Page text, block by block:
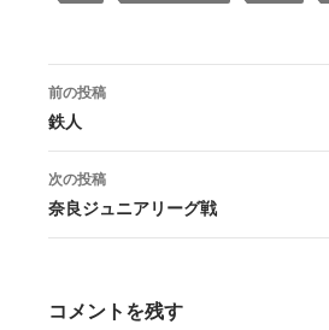
投
稿
ナ
ビ
ゲ
前の投稿
鉄人
次の投稿
奈良ジュニアリーグ戦
コメントを残す